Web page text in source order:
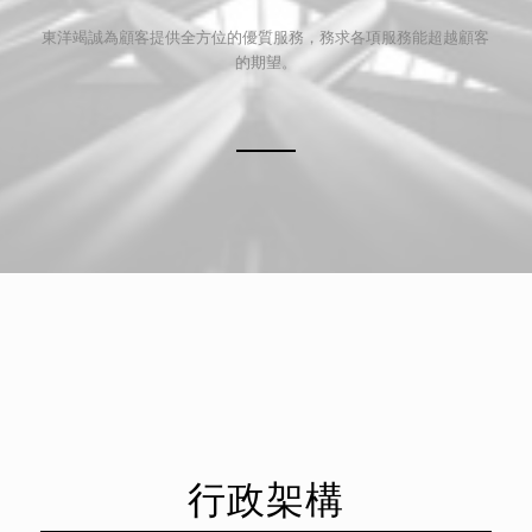
東洋竭誠為顧客提供全方位的優質服務，務求各項服務能超越顧客
的期望。
行政架構